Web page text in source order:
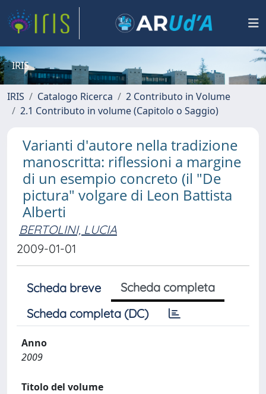
IRIS
IRIS Catalogo Ricerca
2 Contributo in Volume
2.1 Contributo in volume (Capitolo o Saggio)
Varianti d'autore nella tradizione
manoscritta: riflessioni a margine
di un esempio concreto (il "De
pictura" volgare di Leon Battista
Alberti
BERTOLINI, LUCIA
2009-01-01
Scheda breve
Scheda completa
Scheda completa (DC)
Anno
2009
Titolo del volume